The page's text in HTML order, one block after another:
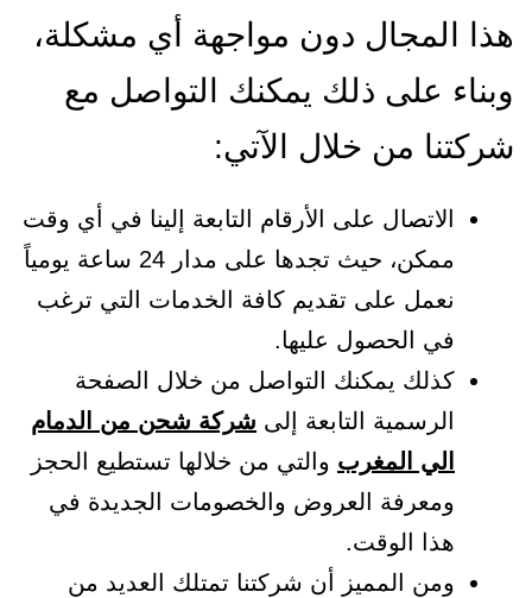
هذا المجال دون مواجهة أي مشكلة،
وبناء على ذلك يمكنك التواصل مع
شركتنا من خلال الآتي:
الاتصال على الأرقام التابعة إلينا في أي وقت
ممكن، حيث تجدها على مدار 24 ساعة يومياً
نعمل على تقديم كافة الخدمات التي ترغب
في الحصول عليها.
كذلك يمكنك التواصل من خلال الصفحة
الرسمية التابعة إلى شركة شحن من الدمام
الي المغرب والتي من خلالها تستطيع الحجز
ومعرفة العروض والخصومات الجديدة في
هذا الوقت.
ومن المميز أن شركتنا تمتلك العديد من